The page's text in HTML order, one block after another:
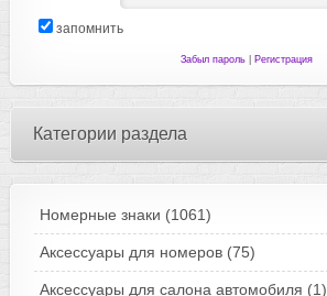
запомнить
Забыл пароль| Регистрация
Категории раздела
Номерные знаки (1061)
Аксессуары для номеров (75)
Аксессуары для салона автомобиля (1)